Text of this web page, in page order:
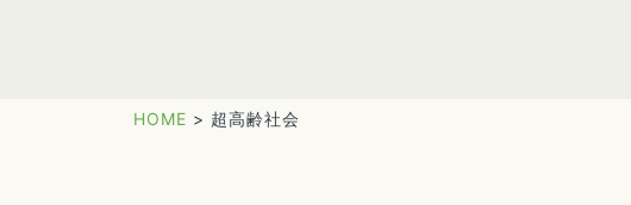
HOME > 超高齢社会